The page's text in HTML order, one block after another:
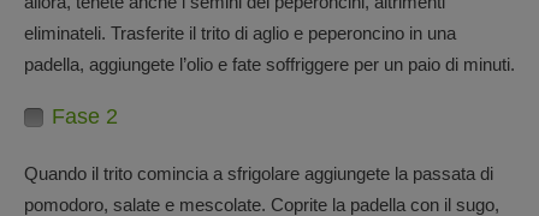
eliminateli. Trasferite il trito di aglio e peperoncino in una
padella, aggiungete l’olio e fate soffriggere per un paio di minuti.
Fase 2
Quando il trito comincia a sfrigolare aggiungete la passata di
pomodoro, salate e mescolate. Coprite la padella con il sugo,